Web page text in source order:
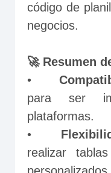
código de
negocios.
🚀 Resumen
•
para ser
plataformas.
realizar